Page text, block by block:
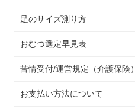
足のサイズ測り方
おむつ選定早見表
苦情受付/運営規定（介護保険）
お支払い方法について